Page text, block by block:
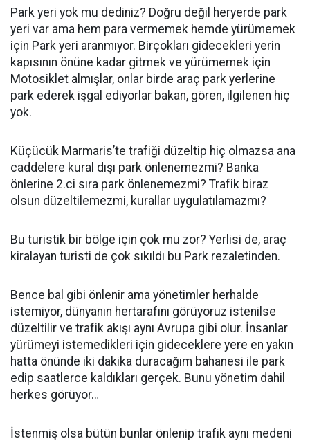
Park yeri yok mu dediniz? Doğru değil heryerde park
yeri var ama hem para vermemek hemde yürümemek
için Park yeri aranmıyor. Birçokları gidecekleri yerin
kapısının önüne kadar gitmek ve yürümemek için
Motosiklet almışlar, onlar birde araç park yerlerine
park ederek işgal ediyorlar bakan, gören, ilgilenen hiç
yok.
Küçücük Marmaris’te trafiği düzeltip hiç olmazsa ana
caddelere kural dışı park önlenemezmi? Banka
önlerine 2.ci sıra park önlenemezmi? Trafik biraz
olsun düzeltilemezmi, kurallar uygulatılamazmı?
Bu turistik bir bölge için çok mu zor? Yerlisi de, araç
kiralayan turisti de çok sıkıldı bu Park rezaletinden.
Bence bal gibi önlenir ama yönetimler herhalde
istemiyor, dünyanın hertarafını görüyoruz istenilse
düzeltilir ve trafik akışı aynı Avrupa gibi olur. İnsanlar
yürümeyi istemedikleri için gideceklere yere en yakın
hatta önünde iki dakika duracağım bahanesi ile park
edip saatlerce kaldıkları gerçek. Bunu yönetim dahil
herkes görüyor…
İstenmiş olsa bütün bunlar önlenip trafik aynı medeni